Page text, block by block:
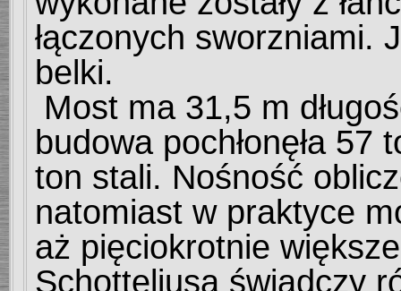
łączonych sworzniami.
belki.
Most ma 31,5 m
budowa pochłonęła
ton stali. Nośność
natomiast w praktyce
aż pięciokrotnie
Schotteliusa świadczy